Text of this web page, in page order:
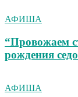
АФИША
“Провожаем
рождения
АФИША